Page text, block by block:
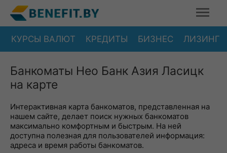
КУРСЫ ВАЛЮТ КРЕДИТЫ БИЗНЕС ЛИЗИНГ
Банкоматы Нео Банк Азия Ласицк
на карте
Интерактивная карта банкоматов, представленная на
нашем сайте, делает поиск нужных банкоматов
максимально комфортным и быстрым. На ней
доступна полезная для пользователей информация:
адреса и время работы банкоматов.